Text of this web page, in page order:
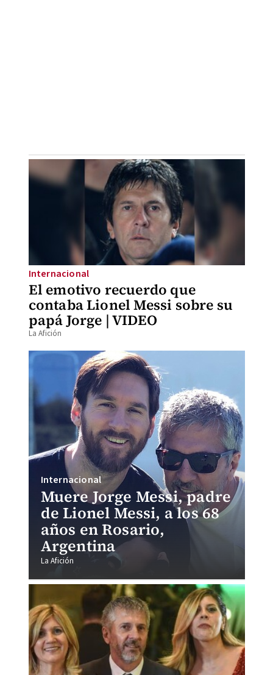
El emotivo recuerdo que
contaba Lionel Messi sobre su
papá Jorge | VIDEO
Internacional
La Afición
Muere Jorge Messi, padre
de Lionel Messi, a los 68
años en Rosario,
Argentina
Internacional
La Afición